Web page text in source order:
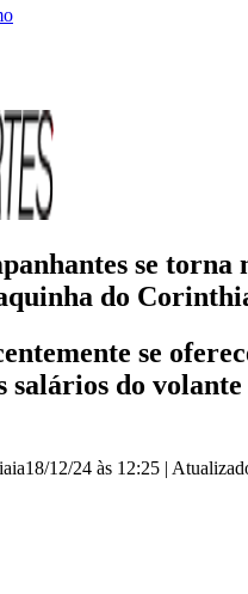
se torna
do
se
salários do volante
18/12/24 às 12:25 |